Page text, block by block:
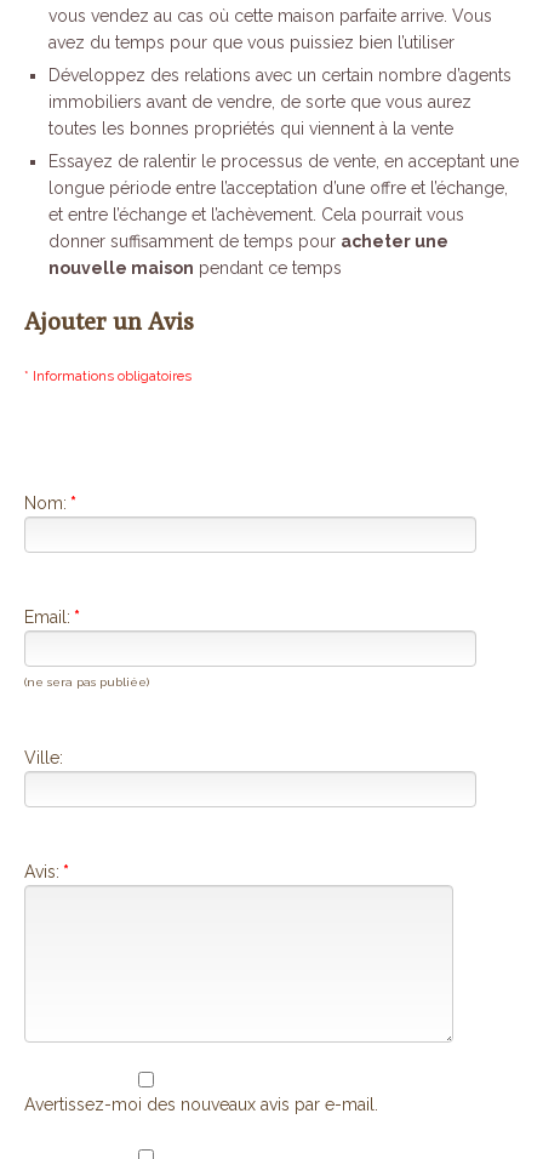
vous vendez au cas où cette maison parfaite arrive. Vous
avez du temps pour que vous puissiez bien l’utiliser
Développez des relations avec un certain nombre d’agents
immobiliers avant de vendre, de sorte que vous aurez
toutes les bonnes propriétés qui viennent à la vente
Essayez de ralentir le processus de vente, en acceptant une
longue période entre l’acceptation d’une offre et l’échange,
et entre l’échange et l’achèvement. Cela pourrait vous
donner suffisamment de temps pour acheter une
nouvelle maison pendant ce temps
Ajouter un Avis
* Informations obligatoires
Nom: *
Email: *
(ne sera pas publiée)
Ville:
Avis: *
Avertissez-moi des nouveaux avis par e-mail.